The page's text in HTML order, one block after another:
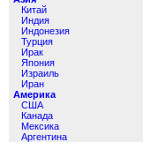
Китай
Индия
Индонезия
Турция
Ирак
Япония
Израиль
Иран
Америка
США
Канада
Мексика
Аргентина